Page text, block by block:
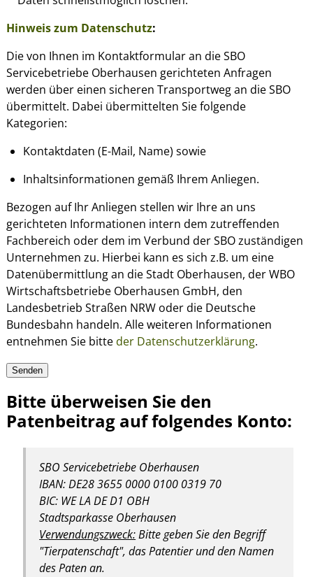
Hinweis zum Datenschutz:
Die von Ihnen im Kontaktformular an die SBO
Servicebetriebe Oberhausen gerichteten Anfragen
werden über einen sicheren Transportweg an die SBO
übermittelt. Dabei übermittelten Sie folgende
Kategorien:
Kontaktdaten (E-Mail, Name) sowie
Inhaltsinformationen gemäß Ihrem Anliegen.
Bezogen auf Ihr Anliegen stellen wir Ihre an uns
gerichteten Informationen intern dem zutreffenden
Fachbereich oder dem im Verbund der SBO zuständigen
Unternehmen zu. Hierbei kann es sich z.B. um eine
Datenübermittlung an die Stadt Oberhausen, der WBO
Wirtschaftsbetriebe Oberhausen GmbH, den
Landesbetrieb Straßen NRW oder die Deutsche
Bundesbahn handeln. Alle weiteren Informationen
entnehmen Sie bitteder Datenschutzerklärung.
Bitte überweisen Sie den
Patenbeitrag auf folgendes Konto:
SBO Servicebetriebe Oberhausen
IBAN: DE28 3655 0000 0100 0319 70
BIC: WE LA DE D1 OBH
Stadtsparkasse Oberhausen
Verwendungszweck:Bitte geben Sie den Begriff
"Tierpatenschaft", das Patentier und den Namen
des Paten an.